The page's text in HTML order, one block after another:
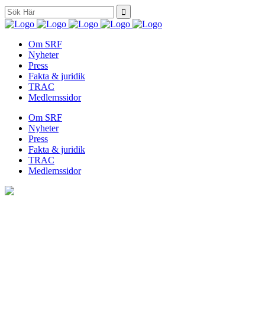
Search
for:
Om SRF
Nyheter
Press
Fakta & juridik
TRAC
Medlemssidor
Om SRF
Nyheter
Press
Fakta & juridik
TRAC
Medlemssidor